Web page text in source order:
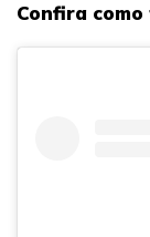
Confira como